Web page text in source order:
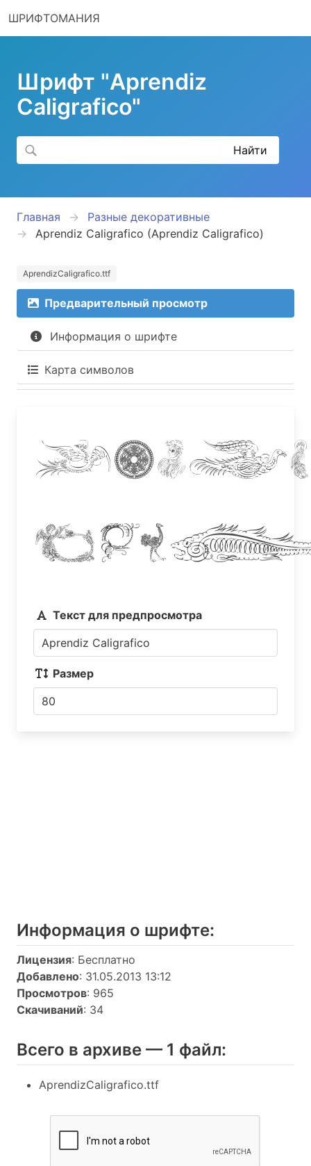
ШРИФТОМАНИЯ
Шрифт "Aprendiz
Caligrafico"
Главная
Разные декоративные
Aprendiz Caligrafico (Aprendiz Caligrafico)
AprendizCaligrafico.ttf
Предварительный просмотр
Информация о шрифте
Карта символов
Текст для предпросмотра
Размер
Информация о шрифтe:
Лицензия: Бесплатно
Добавлено: 31.05.2013 13:12
Просмотров: 965
Скачиваний: 34
Всего в архиве — 1 файл:
AprendizCaligrafico.ttf